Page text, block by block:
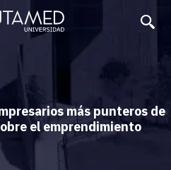
más punteros de
el emprendimiento